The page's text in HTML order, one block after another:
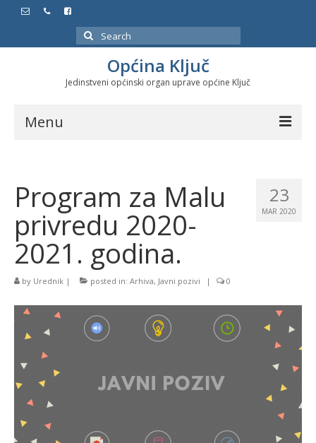
Search
for:
Općina Ključ
Jedinstveni općinski organ uprave općine Ključ
Menu
Službeni glasnici
Javne nabavke
Značajni datumi i manifestacije
Program energetske efikasnosti u stambenom
sektoru
23
MAR 2020
Program za Malu
privredu 2020-
2021. godina.
by Urednik | posted in: Arhiva, Javni pozivi | 0